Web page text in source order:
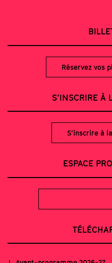
Réservez vos
S’INSCRIRE À
S’inscrire à
ESPACE